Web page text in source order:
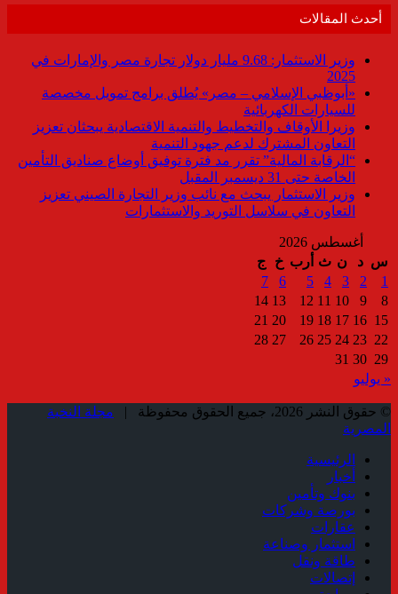
أحدث المقالات
وزير الاستثمار: 9.68 مليار دولار تجارة مصر والإمارات في
2025
«أبوظبي الإسلامي – مصر» يُطلق برامج تمويل مخصصة
للسيارات الكهربائية
وزيرا الأوقاف والتخطيط والتنمية الاقتصادية يبحثان تعزيز
التعاون المشترك لدعم جهود التنمية
“الرقابة المالية” تقرر مد فترة توفيق أوضاع صناديق التأمين
الخاصة حتى 31 ديسمبر المقبل
وزير الاستثمار يبحث مع نائب وزير التجارة الصيني تعزيز
التعاون في سلاسل التوريد والاستثمارات
أغسطس 2026
س د ن ث أرب خ
ج
1
2
3
4
5
6
7
8
9
10
11
12
13
14
15
16
17
18
19
20
21
22
23
24
25
26
27
28
29
30
31
« يوليو
© حقوق النشر 2026، جميع الحقوق محفوظة |
مجلة النخبة
المصرية
الرئيسية
أخبار
بنوك وتأمين
بورصة وشركات
عقارات
استثمار وصناعة
طاقة ونقل
إتصالات